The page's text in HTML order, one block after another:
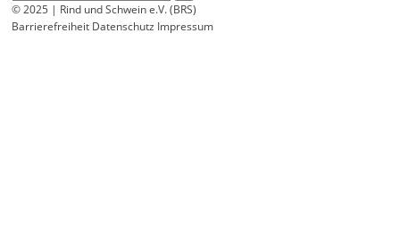
© 2025 | Rind und Schwein e.V. (BRS)
Barrierefreiheit Datenschutz Impressum